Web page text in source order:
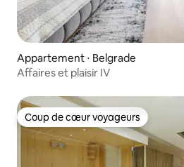
Appartement ⋅ Belgrade
Affaires et plaisir IV
Coup de cœur voyageurs
Coup de cœur voyageurs